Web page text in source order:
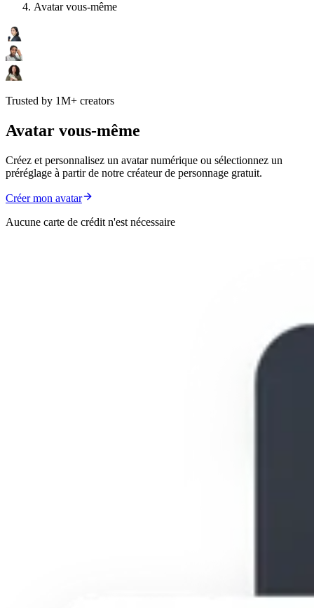
Avatar vous-même
Trusted by 1M+ creators
Avatar vous-même
Créez et personnalisez un avatar numérique ou sélectionnez un
préréglage à partir de notre créateur de personnage gratuit.
Créer mon avatar
Aucune carte de crédit n'est nécessaire